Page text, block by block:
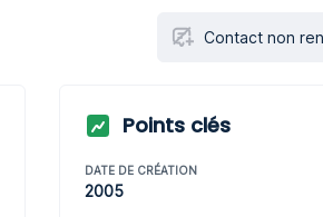
Contact non
Points clés
DATE DE CRÉATION
2005